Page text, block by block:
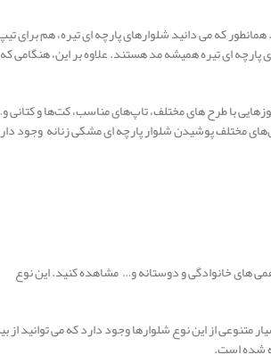
که می دانید شلوارهای پارچه ای تیره، هم برای
ای تیره همیشه مد هستند. علاوه بر این، هنگامی که
با طرح های مختلف، تاپ‌های مناسب، کت‌ها و کتانی
مختلف پوشیدن شلوار پارچه ای مشکی زنانه وجود
های خانوادگی و دوستانه و… مشاهده کنید. این نوع
از این نوع شلوارها وجود دارد که می توانید از
شده است.